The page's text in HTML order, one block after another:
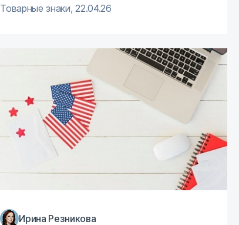
Товарные знаки,22.04.26
Ирина Резникова